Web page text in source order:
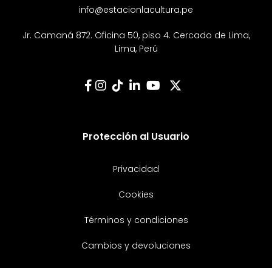
info@estacionlacultura.pe
Jr. Camaná 872. Oficina 50, piso 4. Cercado de Lima,
Lima, Perú
Protección al Usuario
Privacidad
Cookies
Términos y condiciones
Cambios y devoluciones